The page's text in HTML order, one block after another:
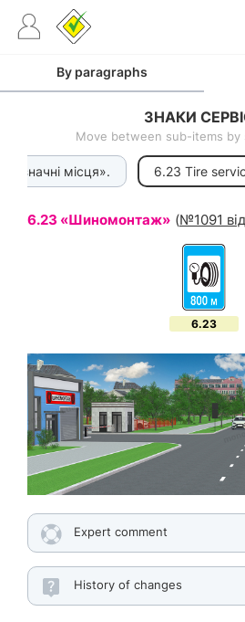
By paragraphs
ЗНАКИ
Move between sub-items
місця». 6.23 Tire
6.23 «Шиномонтаж» (№1091
6.23
Expert comment
History of changes